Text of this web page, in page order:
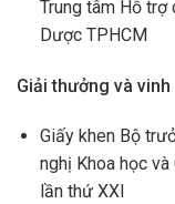
Trung tâm Hỗ
Dược TPHCM
Giải thưởng và
Giấy khen Bộ
nghị Khoa học và
lần thứ XXI